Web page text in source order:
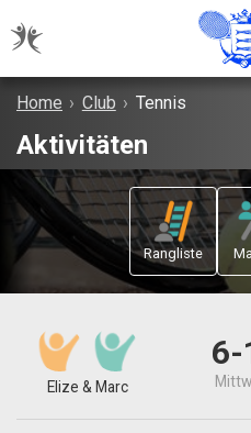
Home › Club › Tennis
Aktivitäten
Rangliste
Elize & Marc
6-